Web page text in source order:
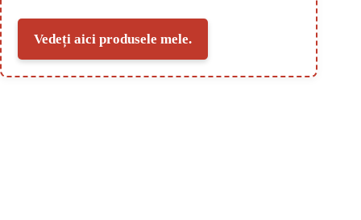
Vedeți aici produsele mele.